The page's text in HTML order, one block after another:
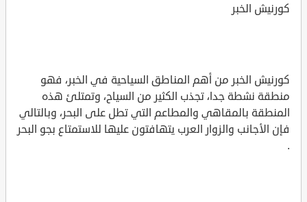
كورنيش الخبر
كورنيش الخبر من أهم المناطق السياحية في الخبر، فهو
منطقة نشطة جدا، تجذب الكثير من السياح، وتمتلئ هذه
المنطقة بالمقاهي والمطاعم التي تطل على البحر، وبالتالي
فإن الأجانب والزوار العرب يتهافتون عليها للاستمتاع بجو البحر
.